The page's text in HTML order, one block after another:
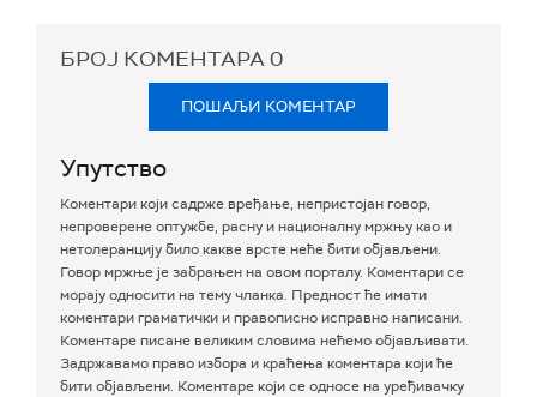
БРОЈ КОМЕНТАРА0
ПОШАЉИ КОМЕНТАР
Упутство
Коментари који садрже вређање, непристојан говор,
непроверене оптужбе, расну и националну мржњу као и
нетолеранцију било какве врсте неће бити објављени.
Говор мржње је забрањен на овом порталу. Коментари се
морају односити на тему чланка. Предност ће имати
коментари граматички и правописно исправно написани.
Коментаре писане великим словима нећемо објављивати.
Задржавамо право избора и краћења коментара који ће
бити објављени. Коментаре који се односе на уређивачку